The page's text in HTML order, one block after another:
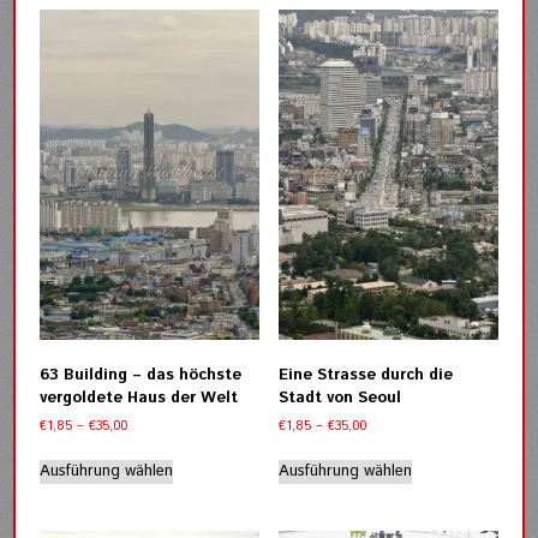
mehrere
können
auf
der
Produktseite
gewählt
werden
der
Produktseite
gewählt
werden
63 Building – das höchste
vergoldete Haus der Welt
€1,85 –€35,00Preisspanne:
bis
€35,00
Ausführung wählen
Eine Strasse durch die
Stadt von Seoul
€1,85 – €35,00Preisspanne:
bis
€35,00
Ausführung wählenProdukt
mehrere